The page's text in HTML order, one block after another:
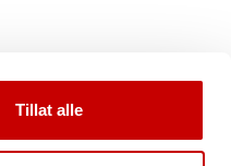
Tillat alle